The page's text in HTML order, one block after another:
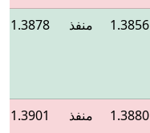
1.3856 منفذ 1.3878
1.3880 منفذ 1.3901